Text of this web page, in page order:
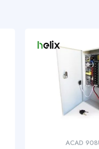
ACAD